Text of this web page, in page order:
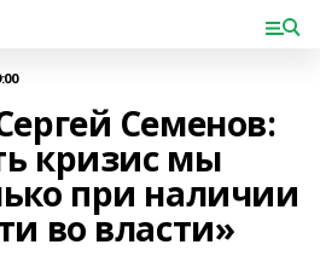
Семенов:
кризис мы
при наличии
во власти»